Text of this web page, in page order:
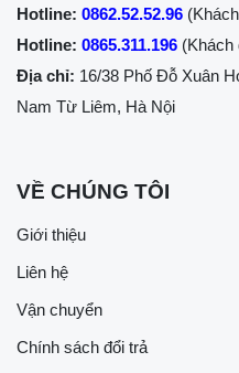
Hotline: 0862.52.52.96
Hotline: 0865.311.196 (Khách
Địa chỉ: 16/38 Phố Đỗ Xuân
Nam Từ Liêm, Hà Nội
VỀ CHÚNG TÔI
Giới thiệu
Liên hệ
Vận chuyển
Chính sách đổi trả